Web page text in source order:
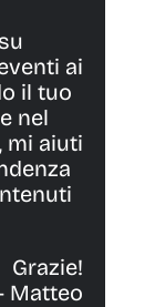
ai
il tuo
nel
mi aiuti
Grazie!
Matteo